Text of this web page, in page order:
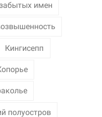
имен
Кингисепп
полуостров